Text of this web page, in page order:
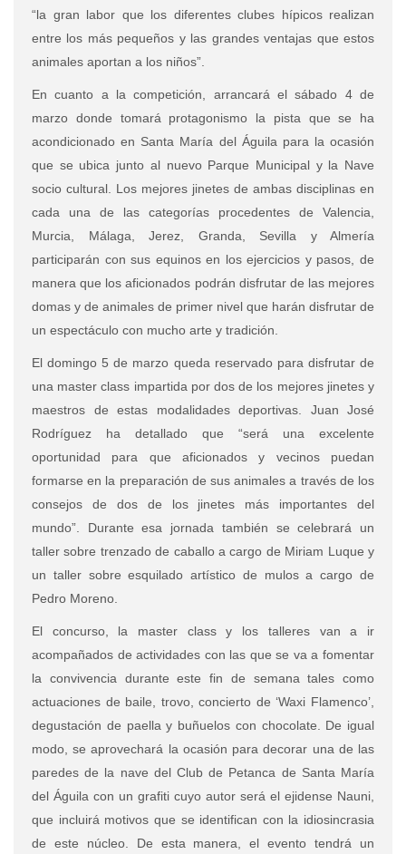
“la gran labor que los diferentes clubes hípicos realizan
entre los más pequeños y las grandes ventajas que estos
animales aportan a los niños”.
En cuanto a la competición, arrancará el sábado 4 de
marzo donde tomará protagonismo la pista que se ha
acondicionado en Santa María del Águila para la ocasión
que se ubica junto al nuevo Parque Municipal y la Nave
socio cultural. Los mejores jinetes de ambas disciplinas en
cada una de las categorías procedentes de Valencia,
Murcia, Málaga, Jerez, Granda, Sevilla y Almería
participarán con sus equinos en los ejercicios y pasos, de
manera que los aficionados podrán disfrutar de las mejores
domas y de animales de primer nivel que harán disfrutar de
un espectáculo con mucho arte y tradición.
El domingo 5 de marzo queda reservado para disfrutar de
una master class impartida por dos de los mejores jinetes y
maestros de estas modalidades deportivas. Juan José
Rodríguez ha detallado que “será una excelente
oportunidad para que aficionados y vecinos puedan
formarse en la preparación de sus animales a través de los
consejos de dos de los jinetes más importantes del
mundo”. Durante esa jornada también se celebrará un
taller sobre trenzado de caballo a cargo de Miriam Luque y
un taller sobre esquilado artístico de mulos a cargo de
Pedro Moreno.
El concurso, la master class y los talleres van a ir
acompañados de actividades con las que se va a fomentar
la convivencia durante este fin de semana tales como
actuaciones de baile, trovo, concierto de ‘Waxi Flamenco’,
degustación de paella y buñuelos con chocolate. De igual
modo, se aprovechará la ocasión para decorar una de las
paredes de la nave del Club de Petanca de Santa María
del Águila con un grafiti cuyo autor será el ejidense Nauni,
que incluirá motivos que se identifican con la idiosincrasia
de este núcleo. De esta manera, el evento tendrá un